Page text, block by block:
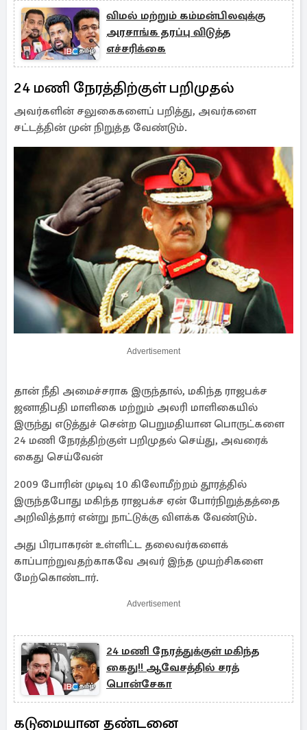
விமல் மற்றும் கம்மன்பிலவுக்கு
அரசாங்க தரப்பு விடுத்த
எச்சரிக்கை
24 மணி நேரத்திற்குள் பறிமுதல்
அவர்களின் சலுகைகளைப் பறித்து, அவர்களை
சட்டத்தின் முன் நிறுத்த வேண்டும்.
Advertisement
தான் நீதி அமைச்சராக இருந்தால், மகிந்த ராஜபக்ச
ஜனாதிபதி மாளிகை மற்றும் அலரி மாளிகையில்
இருந்து எடுத்துச் சென்ற பெறுமதியான பொருட்களை
24 மணி நேரத்திற்குள் பறிமுதல் செய்து, அவரைக்
கைது செய்வேன்
2009 போரின் முடிவு 10 கிலோமீற்றம் தூரத்தில்
இருந்தபோது மகிந்த ராஜபக்ச ஏன் போர்நிறுத்தத்தை
அறிவித்தார் என்று நாட்டுக்கு விளக்க வேண்டும்.
அது பிரபாகரன் உள்ளிட்ட தலைவர்களைக்
காப்பாற்றுவதற்காகவே அவர் இந்த முயற்சிகளை
மேற்கொண்டார்.
Advertisement
24 மணி நேரத்துக்குள் மகிந்த
கைது!! ஆவேசத்தில் சரத்
பொன்சேகா
கடுமையான தண்டனை